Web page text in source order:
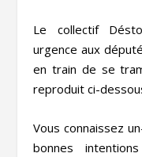
Le collectif
urgence aux
en train de se
reproduit ci-
Vous connaissez
bonnes